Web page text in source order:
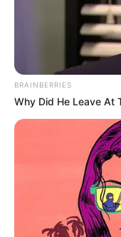
BRAINBERRIES
Why Did He Leave At